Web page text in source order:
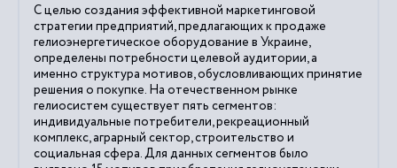
С целью создания эффективной маркетинговой
стратегии предприятий, предлагающих к продаже
гелиоэнергетическое оборудование в Украине,
определены потребности целевой аудитории, а
именно структура мотивов, обусловливающих принятие
решения о покупке. На отечественном рынке
гелиосистем существует пять сегментов:
индивидуальные потребители, рекреационный
комплекс, аграрный сектор, строительство и
социальная сфера. Для данных сегментов было